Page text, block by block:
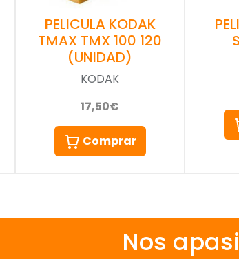
PELICULA KODAK
TMAX TMX 100 120
(UNIDAD)
KODAK
17,50€
Comprar
Nos